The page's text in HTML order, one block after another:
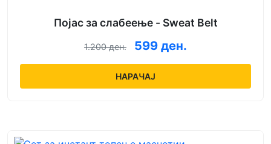
Појас за слабеење - Sweat Belt
1.200 ден. 599 ден.
НАРАЧАЈ